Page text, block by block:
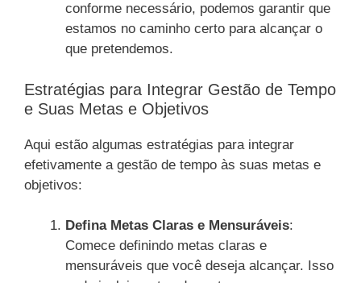
conforme necessário, podemos garantir que
estamos no caminho certo para alcançar o
que pretendemos.
Estratégias para Integrar Gestão de Tempo
e Suas Metas e Objetivos
Aqui estão algumas estratégias para integrar
efetivamente a gestão de tempo às suas metas e
objetivos:
Defina Metas Claras e Mensuráveis:
Comece definindo metas claras e
mensuráveis que você deseja alcançar. Isso